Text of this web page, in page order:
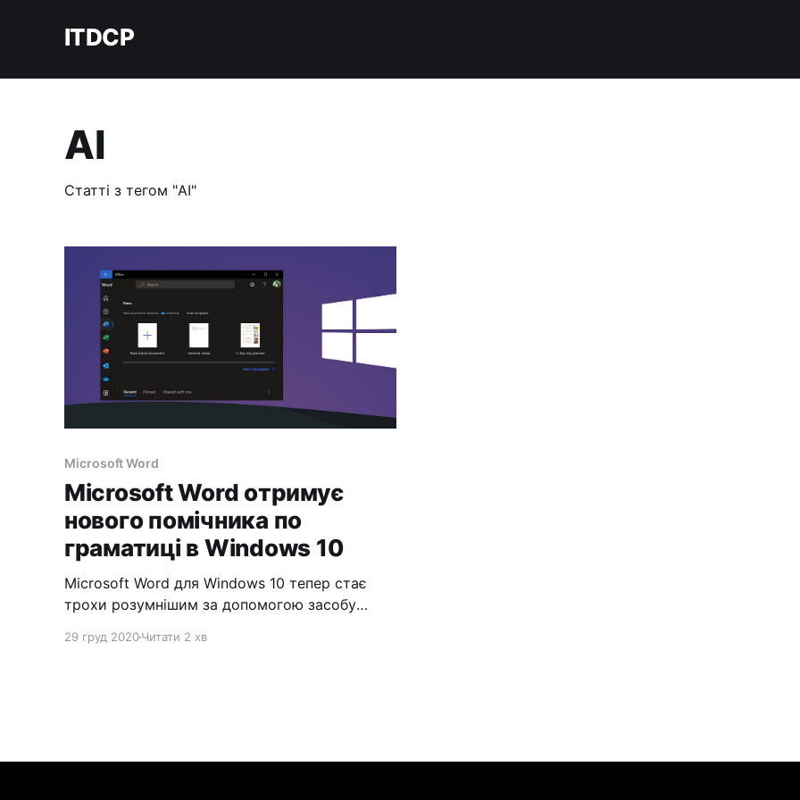
ITDCP
AI
Статті з тегом "AI"
Microsoft Word
Microsoft Word отримує
нового помічника по
граматиці в Windows 10
Microsoft Word для Windows 10 тепер стає
трохи розумнішим за допомогою засобу
Editor. Ця функція вже деякий час доступна в
29 груд 2020Читати 2 хв